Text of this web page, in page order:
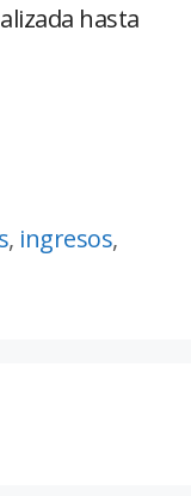
hasta
, ingresos,